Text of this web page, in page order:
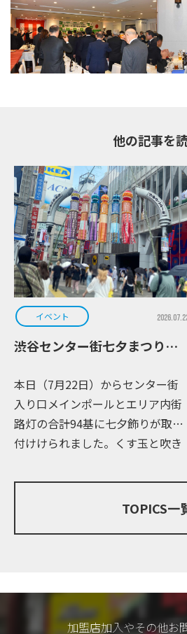
他の記事を
イベント
渋谷センター街七夕まつり part2
本日（7月22日）からセンター街
入り口メインポールとエリア内街
路灯の合計94基に七夕飾りが取り
付けけられました。くす玉と吹き
「仙台七夕まつり」の心を受け継
ぐ職人により、幸を願い一つ一つ
TOPICS一
加盟店加入やその他お